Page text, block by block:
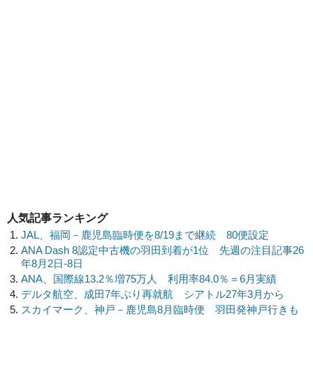
人気記事ランキング
JAL、福岡－鹿児島臨時便を8/19まで継続 80便設定
ANA Dash 8認定中古機の羽田到着が1位 先週の注目記事26
年8月2日-8日
ANA、国際線13.2％増75万人 利用率84.0％＝6月実績
デルタ航空、成田7年ぶり再就航 シアトル27年3月から
スカイマーク、神戸－鹿児島8月臨時便 羽田発神戸行きも